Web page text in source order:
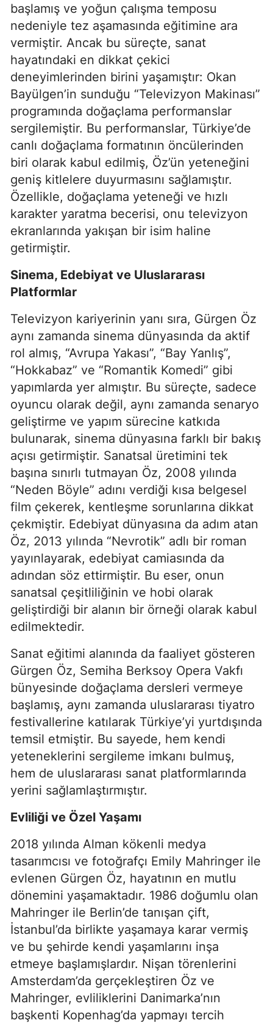
başlamış ve yoğun çalışma temposu
nedeniyle tez aşamasında eğitimine ara
vermiştir. Ancak bu süreçte, sanat
hayatındaki en dikkat çekici
deneyimlerinden birini yaşamıştır: Okan
Bayülgen’in sunduğu “Televizyon Makinası”
programında doğaçlama performanslar
sergilemiştir. Bu performanslar, Türkiye’de
canlı doğaçlama formatının öncülerinden
biri olarak kabul edilmiş, Öz’ün yeteneğini
geniş kitlelere duyurmasını sağlamıştır.
Özellikle, doğaçlama yeteneği ve hızlı
karakter yaratma becerisi, onu televizyon
ekranlarında yakışan bir isim haline
getirmiştir.
Sinema, Edebiyat ve Uluslararası
Platformlar
Televizyon kariyerinin yanı sıra, Gürgen Öz
aynı zamanda sinema dünyasında da aktif
rol almış, “Avrupa Yakası”, “Bay Yanlış”,
“Hokkabaz” ve “Romantik Komedi” gibi
yapımlarda yer almıştır. Bu süreçte, sadece
oyuncu olarak değil, aynı zamanda senaryo
geliştirme ve yapım sürecine katkıda
bulunarak, sinema dünyasına farklı bir bakış
açısı getirmiştir. Sanatsal üretimini tek
başına sınırlı tutmayan Öz, 2008 yılında
“Neden Böyle” adını verdiği kısa belgesel
film çekerek, kentleşme sorunlarına dikkat
çekmiştir. Edebiyat dünyasına da adım atan
Öz, 2013 yılında “Nevrotik” adlı bir roman
yayınlayarak, edebiyat camiasında da
adından söz ettirmiştir. Bu eser, onun
sanatsal çeşitliliğinin ve hobi olarak
geliştirdiği bir alanın bir örneği olarak kabul
edilmektedir.
Sanat eğitimi alanında da faaliyet gösteren
Gürgen Öz, Semiha Berksoy Opera Vakfı
bünyesinde doğaçlama dersleri vermeye
başlamış, aynı zamanda uluslararası tiyatro
festivallerine katılarak Türkiye’yi yurtdışında
temsil etmiştir. Bu sayede, hem kendi
yeteneklerini sergileme imkanı bulmuş,
hem de uluslararası sanat platformlarında
yerini sağlamlaştırmıştır.
Evliliği ve Özel Yaşamı
2018 yılında Alman kökenli medya
tasarımcısı ve fotoğrafçı Emily Mahringer ile
evlenen Gürgen Öz, hayatının en mutlu
dönemini yaşamaktadır. 1986 doğumlu olan
Mahringer ile Berlin’de tanışan çift,
İstanbul’da birlikte yaşamaya karar vermiş
ve bu şehirde kendi yaşamlarını inşa
etmeye başlamışlardır. Nişan törenlerini
Amsterdam’da gerçekleştiren Öz ve
Mahringer, evliliklerini Danimarka’nın
başkenti Kopenhag’da yapmayı tercih